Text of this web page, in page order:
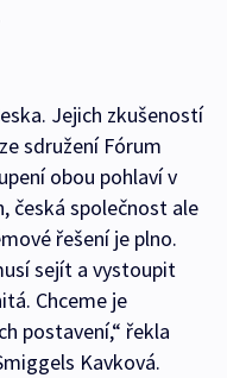
Jejich zkušeností
sdružení Fórum
obou pohlaví v
česká společnost ale
řešení je plno.
sejít a vystoupit
Chceme je
postavení,“ řekla
Kavková.